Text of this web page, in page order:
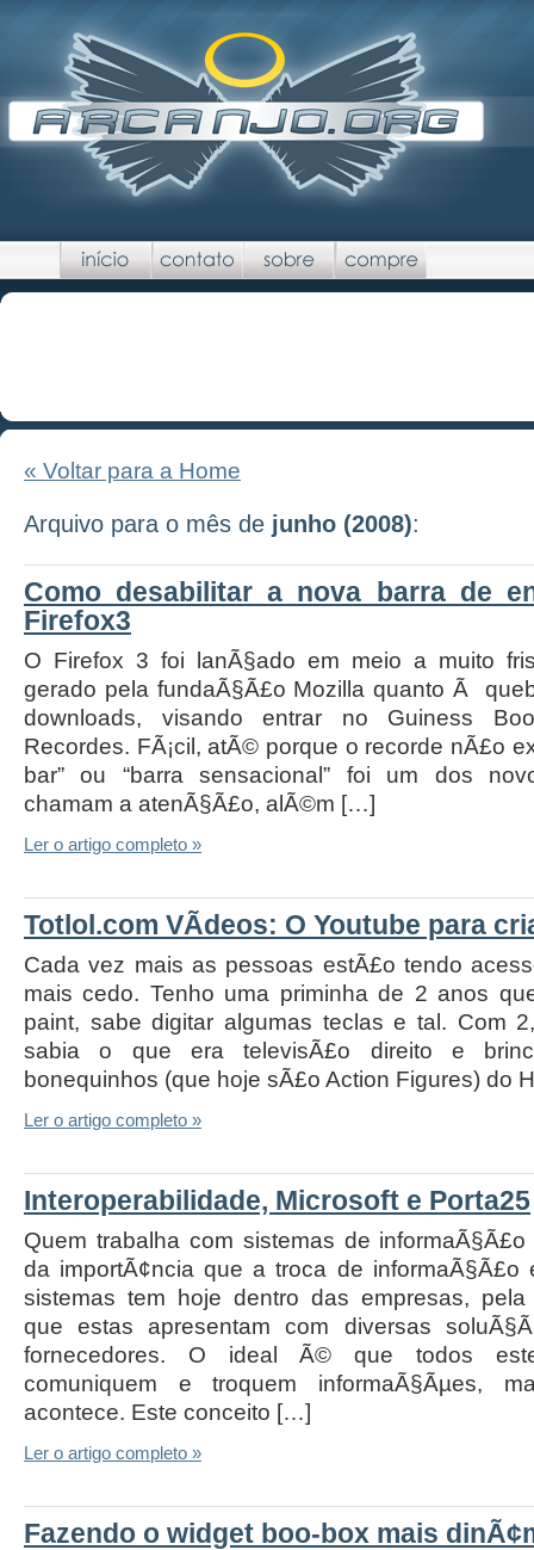
« Voltar para a Home
Arquivo para o mês de junho (2008):
Como desabilitar a nova barra de
Firefox3
O Firefox 3 foi lanÃ§ado em meio a muito
gerado pela fundaÃ§Ã£o Mozilla quanto Ã
downloads, visando entrar no Guiness
Recordes. FÃ¡cil, atÃ© porque o recorde nÃ£o
bar” ou “barra sensacional” foi um dos
chamam a atenÃ§Ã£o, alÃ©m […]
Ler o artigo completo »
Totlol.com VÃ­deos: O Youtube para
Cada vez mais as pessoas estÃ£o tendo
mais cedo. Tenho uma priminha de 2 anos
paint, sabe digitar algumas teclas e tal. Com
sabia o que era televisÃ£o direito e
bonequinhos (que hoje sÃ£o Action Figures) do
Ler o artigo completo »
Interoperabilidade, Microsoft e Porta25
Quem trabalha com sistemas de
da importÃ¢ncia que a troca de informaÃ§Ã£o
sistemas tem hoje dentro das empresas, pela
que estas apresentam com diversas
fornecedores. O ideal Ã© que todos
comuniquem e troquem informaÃ§Ãµes,
acontece. Este conceito […]
Ler o artigo completo »
Fazendo o widget boo-box mais